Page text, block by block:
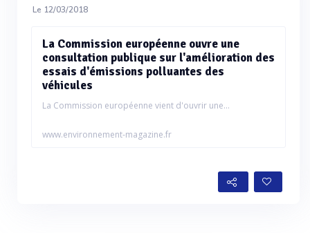
Le 12/03/2018
La Commission européenne ouvre une
consultation publique sur l'amélioration des
essais d'émissions polluantes des
véhicules
La Commission européenne vient d'ouvrir une...
www.environnement-magazine.fr